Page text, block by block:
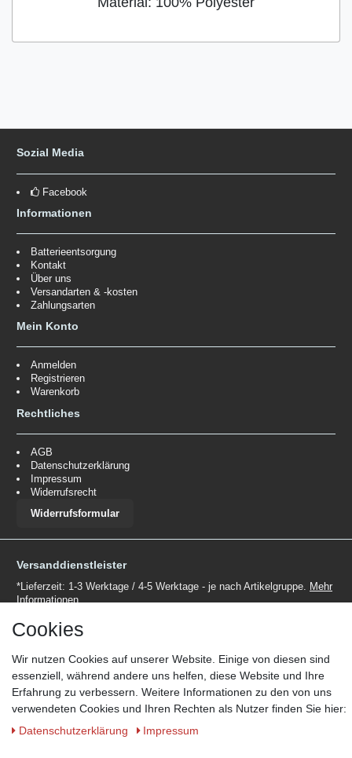
Sozial Media
Facebook
Informationen
Batterieentsorgung
Kontakt
Über uns
Versandarten & -kosten
Zahlungsarten
Mein Konto
Anmelden
Registrieren
Warenkorb
Rechtliches
AGB
Datenschutzerklärung
Impressum
Widerrufsrecht
Widerrufsformular
Versanddienstleister
*Lieferzeit: 1-3 Werktage / 4-5 Werktage - je nach Artikelgruppe. Mehr
Informationen
Zahlungsmöglichkeiten
Zahlungsarten auszuschließen.Mehr Informationen
Cookies
Wir nutzen Cookies auf unserer Website. Einige von diesen sind
essenziell, während andere uns helfen, diese Website und Ihre
Erfahrung zu verbessern. Weitere Informationen zu den von uns
verwendeten Cookies und Ihren Rechten als Nutzer finden Sie hier:
Daten­schutz­erklärung
Impressum